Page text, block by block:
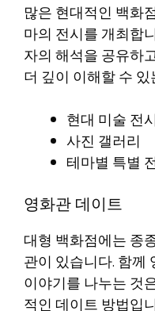
많은 현대적인 백화
마의 전시를 개최합
자의 해석을 공유하
더 깊이 이해할 수
현대 미술 전
사진 갤러리
테마별 특별
영화관 데이트
대형 백화점에는 종
관이 있습니다. 함께
이야기를 나누는 것
적인 데이트 방법입